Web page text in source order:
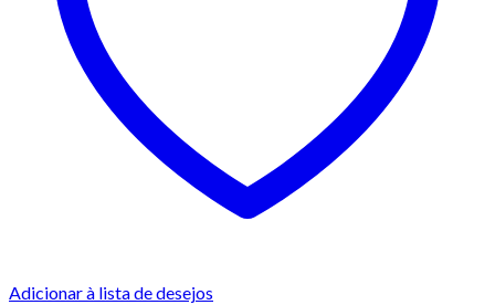
Adicionar à lista de desejos